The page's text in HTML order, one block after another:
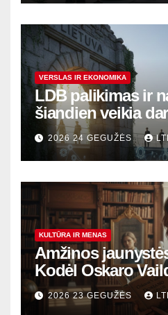
VERSLAS IR EKONOMIKA
LDB palikimas ir
šiandien veikia
variklis Lietuvoje?
2026 24 GEGUŽĖS
KULTŪRA IR MENAS
Amžinos
Kodėl Oskaro
šiandien
kada?
2026 23 GEGUŽĖS